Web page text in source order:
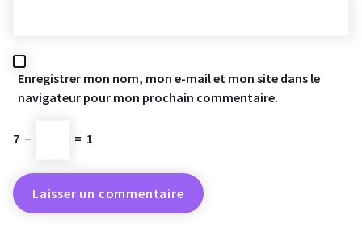
Enregistrer mon nom, mon e-mail et mon site dans le
navigateur pour mon prochain commentaire.
7 − = 1